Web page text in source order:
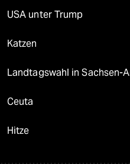
USA unter Trump
Katzen
Landtagswahl in Sachsen-
Ceuta
Hitze